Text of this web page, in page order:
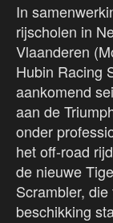
In
rijscholen in
Vlaanderen
Hubin Racing
aankomend
aan de
onder
het off-road
de nieuwe
Scrambler,
beschikking